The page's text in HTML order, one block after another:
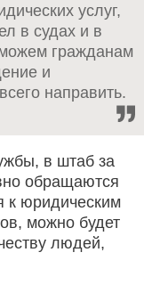
услуг,
в судах и в
гражданам
и
направить.
в штаб за
обращаются
к юридическим
можно будет
людей,